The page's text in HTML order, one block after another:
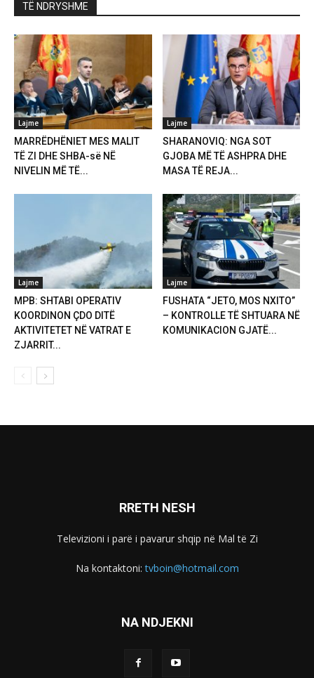
TË NDRYSHME
Lajme
MARRËDHËNIET MES MALIT
TË ZI DHE SHBA-së NË
NIVELIN MË TË...
Lajme
SHARANOVIQ: NGA SOT
GJOBA MË TË ASHPRA DHE
MASA TË REJA...
Lajme
MPB: SHTABI OPERATIV
KOORDINON ÇDO DITË
AKTIVITETET NË VATRAT E
ZJARRIT...
Lajme
FUSHATA “JETO, MOS NXITO”
– KONTROLLE TË SHTUARA NË
KOMUNIKACION GJATË...
RRETH NESH
Televizioni i parë i pavarur shqip në Mal të Zi
Na kontaktoni:tvboin@hotmail.com
NA NDJEKNI